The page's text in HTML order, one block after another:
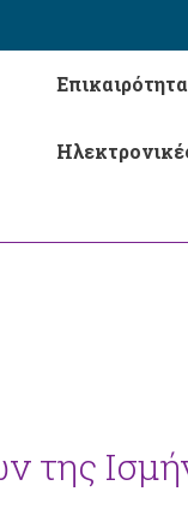
Επικαιρότητα
της